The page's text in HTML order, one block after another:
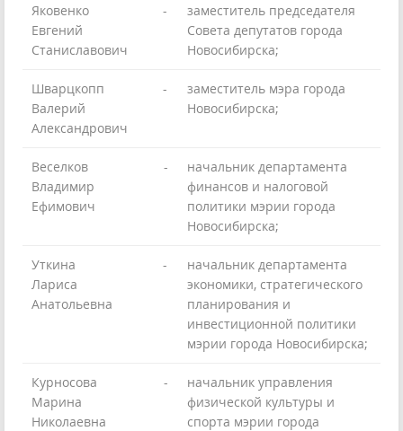
Яковенко
Евгений
Станиславович
-
заместитель председателя
Совета депутатов города
Новосибирска;
Шварцкопп
Валерий
Александрович
-
заместитель мэра города
Новосибирска;
Веселков
Владимир
Ефимович
-
начальник департамента
финансов и налоговой
политики мэрии города
Новосибирска;
Уткина
Лариса
Анатольевна
-
начальник департамента
экономики, стратегического
планирования и
инвестиционной политики
мэрии города Новосибирска;
Курносова
Марина
Николаевна
-
начальник управления
физической культуры и
спорта мэрии города